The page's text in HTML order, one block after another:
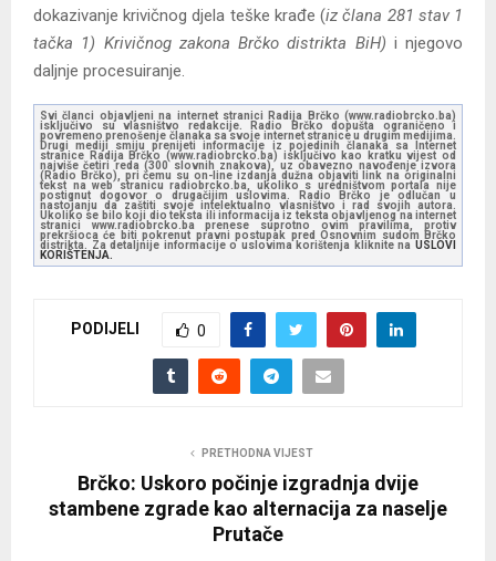
dokazivanje krivičnog djela teške krađe (iz člana 281 stav 1
tačka 1) Krivičnog zakona Brčko distrikta BiH) i njegovo
daljnje procesuiranje.
Svi članci objavljeni na internet stranici Radija Brčko (www.radiobrcko.ba)
isključivo su vlasništvo redakcije. Radio Brčko dopušta ograničeno i
povremeno prenošenje članaka sa svoje internet stranice u drugim medijima.
Drugi mediji smiju prenijeti informacije iz pojedinih članaka sa Internet
stranice Radija Brčko (www.radiobrcko.ba) isključivo kao kratku vijest od
najviše četiri reda (300 slovnih znakova), uz obavezno navođenje izvora
(Radio Brčko), pri čemu su on-line izdanja dužna objaviti link na originalni
tekst na web stranicu radiobrcko.ba, ukoliko s uredništvom portala nije
postignut dogovor o drugačijim uslovima. Radio Brčko je odlučan u
nastojanju da zaštiti svoje intelektualno vlasništvo i rad svojih autora.
Ukoliko se bilo koji dio teksta ili informacija iz teksta objavljenog na internet
stranici www.radiobrcko.ba prenese suprotno ovim pravilima, protiv
prekršioca će biti pokrenut pravni postupak pred Osnovnim sudom Brčko
distrikta. Za detaljnije informacije o uslovima korištenja kliknite na USLOVI
KORIŠTENJA.
PODIJELI 0
PRETHODNA VIJEST
Brčko: Uskoro počinje izgradnja dvije
stambene zgrade kao alternacija za naselje
Prutače